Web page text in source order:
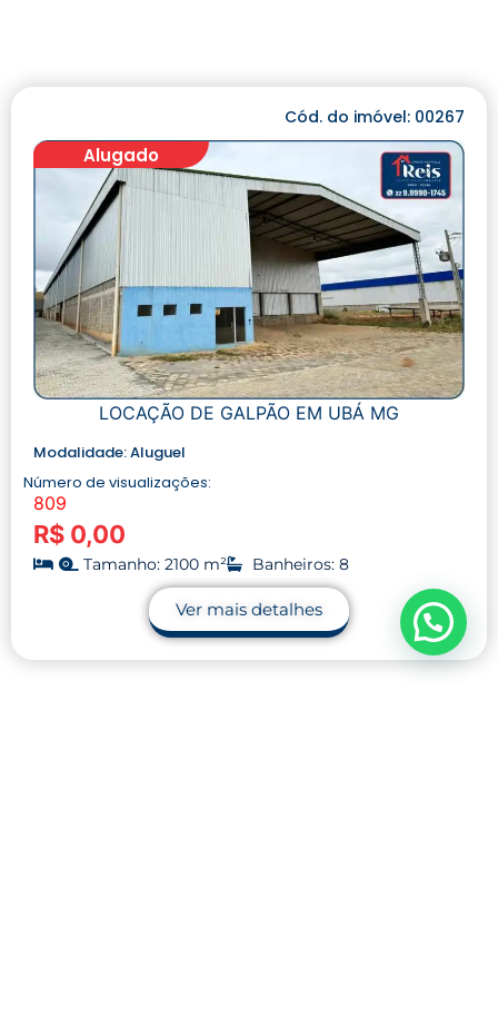
Cód. do imóvel: 00267
Alugado
LOCAÇÃO DE GALPÃO EM UBÁ MG
Modalidade:Aluguel
Número de visualizações:
809
R$ 0,00
Tamanho: 2100 m² Banheiros: 8
Ver mais detalhes